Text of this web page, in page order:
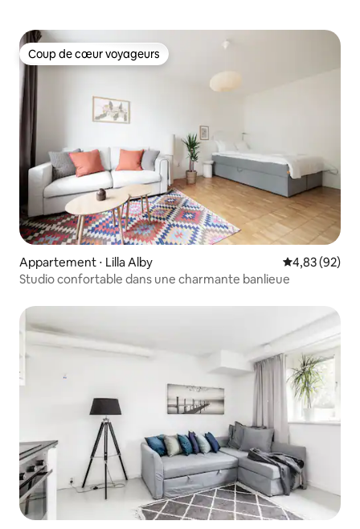
Coup de cœur voyageurs
Coup de cœur voyageurs
Appartement ⋅ Lilla Alby Évaluation
4,83 (92)
Studio confortable dans une charmante banlieue